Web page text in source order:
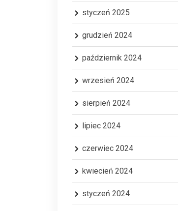
styczeń 2025
grudzień 2024
październik 2024
wrzesień 2024
sierpień 2024
lipiec 2024
czerwiec 2024
kwiecień 2024
styczeń 2024